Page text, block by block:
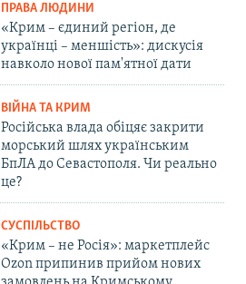
ПРАВА ЛЮДИНИ
«Крим – єдиний регіон, де
українці – меншість»: дискусія
навколо нової пам'ятної дати
ВІЙНА ТА КРИМ
Російська влада обіцяє закрити
морський шлях українським
БпЛА до Севастополя. Чи реально
це?
СУСПІЛЬСТВО
«Крим – не Росія»: маркетплейс
Ozon припинив прийом нових